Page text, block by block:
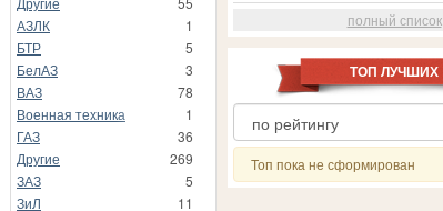
АЗЛК
1
БТР
5
БелАЗ
3
ВАЗ
78
Военная техника
1
ГАЗ
36
Другие
269
ЗАЗ
5
ЗиЛ
11
полный список
ТОП ЛУЧШИХ
Топ пока не сформирован